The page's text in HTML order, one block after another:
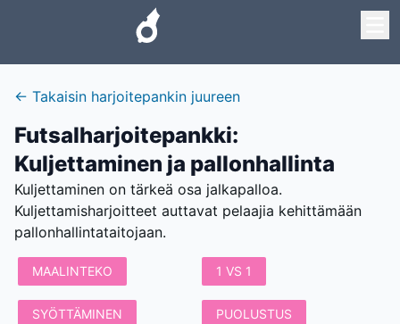
← Takaisin harjoitepankin juureen
Futsalharjoitepankki:
Kuljettaminen ja pallonhallinta
Kuljettaminen on tärkeä osa jalkapalloa.
Kuljettamisharjoitteet auttavat pelaajia kehittämään
pallonhallintataitojaan.
MAALINTEKO 1 VS 1
SYÖTTÄMINEN PUOLUSTUS